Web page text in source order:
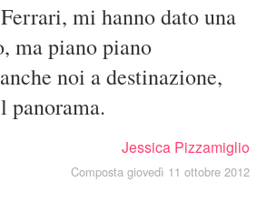
mi hanno dato una
ma piano piano
noi a destinazione,
panorama.
Jessica Pizzamiglio
Composta giovedì 11 ottobre 2012